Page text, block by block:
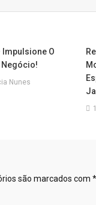
Impulsione O
Negócio!
Nunes
são marcados com *